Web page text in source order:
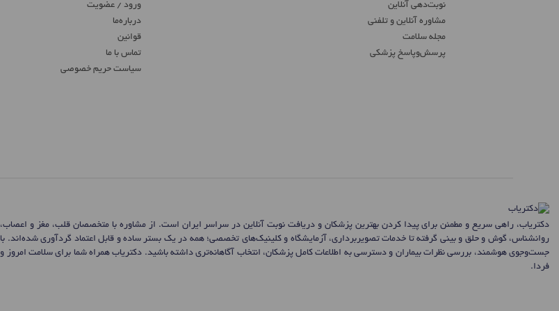
نوبت‌دهی آنلاین
مشاوره آنلاین و تلفنی
مجله سلامت
پرسش‌و‌پاسخ پزشکی
ورود / عضویت
درباره‌ما
قوانین
تماس ‌با ما
سیاست حریم خصوصی
دکتریاب، راهی سریع و مطمئن برای پیدا کردن بهترین پزشکان و دریافت نوبت آنلاین در سراسر ایران است. از مشاوره با متخصصان قلب، مغز و اعصاب،
روانشناس، گوش و حلق و بینی گرفته تا خدمات تصویربرداری، آزمایشگاه و کلینیک‌های تخصصی؛ همه در یک بستر ساده و قابل اعتماد گردآوری شده‌اند. با
جست‌وجوی هوشمند، بررسی نظرات بیماران و دسترسی به اطلاعات کامل پزشکان، انتخاب آگاهانه‌تری داشته باشید. دکتریاب همراه شما برای سلامت امروز و
فردا.